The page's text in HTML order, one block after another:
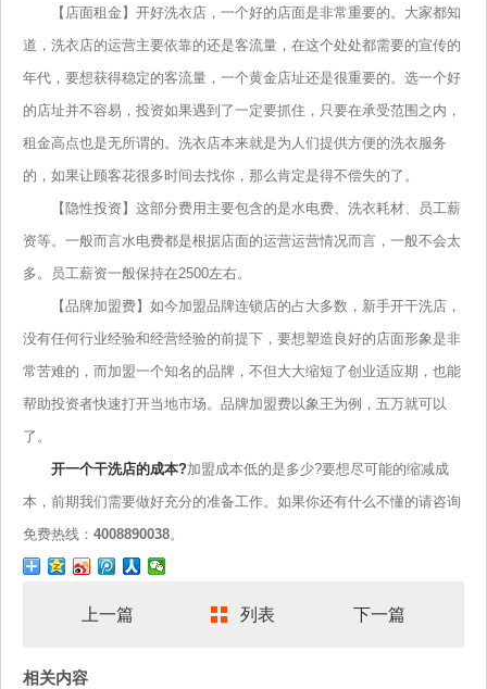
【店面租金】开好洗衣店，一个好的店面是非常重要的。大家都知
道，洗衣店的运营主要依靠的还是客流量，在这个处处都需要的宣传的
年代，要想获得稳定的客流量，一个黄金店址还是很重要的。选一个好
的店址并不容易，投资如果遇到了一定要抓住，只要在承受范围之内，
租金高点也是无所谓的。洗衣店本来就是为人们提供方便的洗衣服务
的，如果让顾客花很多时间去找你，那么肯定是得不偿失的了。
【隐性投资】这部分费用主要包含的是水电费、洗衣耗材、员工薪
资等。一般而言水电费都是根据店面的运营运营情况而言，一般不会太
多。员工薪资一般保持在2500左右。
【品牌加盟费】如今加盟品牌连锁店的占大多数，新手开干洗店，
没有任何行业经验和经营经验的前提下，要想塑造良好的店面形象是非
常苦难的，而加盟一个知名的品牌，不但大大缩短了创业适应期，也能
帮助投资者快速打开当地市场。品牌加盟费以象王为例，五万就可以
了。
开一个干洗店的成本?加盟成本低的是多少?要想尽可能的缩减成
本，前期我们需要做好充分的准备工作。如果你还有什么不懂的请咨询
免费热线： 4008890038。
上一篇 列表 下一篇
相关内容